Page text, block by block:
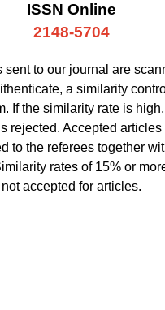
ISSN Online
2148-5704
sent to our journal are
a similarity
If the similarity rate is
rejected. Accepted articles
to the referees together
rates of 15% or
not accepted for articles.